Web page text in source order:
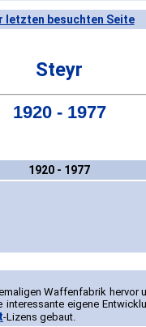
letzten besuchten Seite
Steyr
1920 - 1977
1920 - 1977
Waffenfabrik hervor
eigene
-Lizens gebaut.